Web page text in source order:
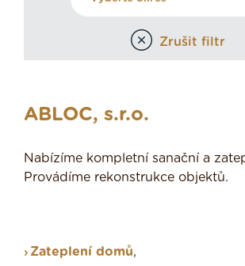
Zrušit filtr
ABLOC, s.r.o.
Nabízíme kompletní sanační a
Provádíme rekonstrukce objektů.
Zateplení domů,